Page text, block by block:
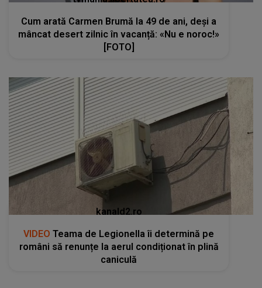
Cum arată Carmen Brumă la 49 de ani, deși a
mâncat desert zilnic în vacanță: «Nu e noroc!»
[FOTO]
kanald2.ro
VIDEO Teama de Legionella îi determină pe
români să renunțe la aerul condiționat în plină
caniculă